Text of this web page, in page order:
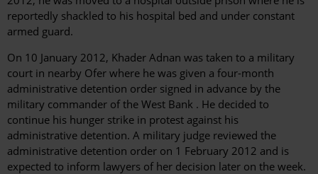
reportedly shackled to his hospital bed and under constant
armed guard.
On 10 January 2012, Khader Adnan was taken to a military
court in nearby Ofer where he was given a four-month
administrative detention order signed in advance by the
military commander of the West Bank . He decided to
continue his hunger strike in protest against his
administrative detention. A military judge reviewed the
administrative detention order on 1 February 2012 and is
expected to inform lawyers of her decision later on the week.